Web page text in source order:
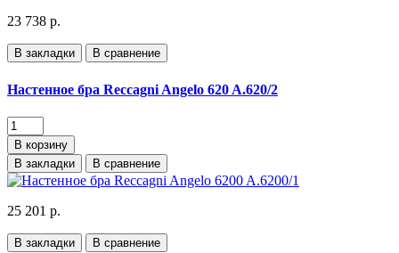
23 738 р.
В закладки В сравнение
Настенное бра Reccagni Angelo 620 A.620/2
В корзину
В закладки
В сравнение
25 201 р.
В закладки В сравнение